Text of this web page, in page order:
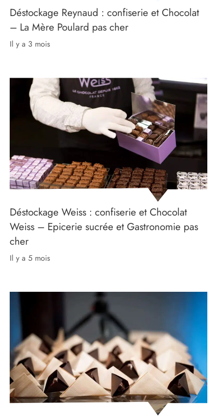
Déstockage Reynaud : confiserie et Chocolat
– La Mère Poulard pas cher
il y a 3 mois
Déstockage Weiss : confiserie et Chocolat
Weiss – Epicerie sucrée et Gastronomie pas
cher
il y a 5 mois